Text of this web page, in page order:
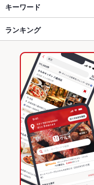
防府 × 居酒屋
防府 × 和風
防府駅 × 居酒屋
防府駅 × 和風
防府 × 和食
防府 × 鍋
防府市 × 居酒屋
防府市 × 和風
防府市 × 和食
防府市 × 鍋
山口 × 居酒屋
山口 × 和風
山口 × 和食
大道駅
富海駅
防府駅
キーワード
からあげ
ランキング
山口のグルメランキング
山口の居酒屋ランキング
防府のグルメランキング
防府の居酒屋ランキング
防府市のグルメランキング
防府市の居酒屋ランキング